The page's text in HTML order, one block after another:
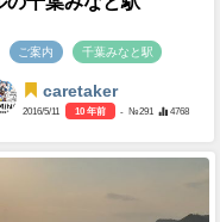
ご案内 千葉みなと駅
caretaker
2016/5/11 10 年前 - №291 4768